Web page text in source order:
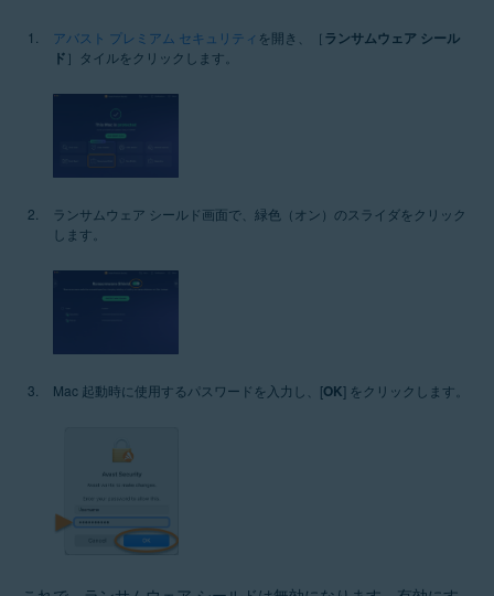
アバスト プレミアム セキュリティ を開き、［ ランサムウェア シール
ド ］タイルをクリックします。
ランサムウェア シールド画面で、緑色（オン）のスライダをクリック
します。
Mac 起動時に使用するパスワードを入力し、[OK] をクリックします。